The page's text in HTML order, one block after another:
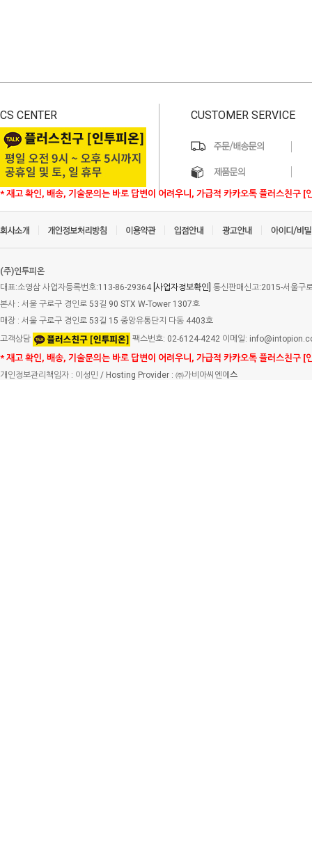
CS CENTER
* 재고 확인, 배송, 기술문의는 바로 답변이 어려우니, 가급적 카카오톡 플러스친구 [
CUSTOMER SERVICE
(주)인투피온
대표:소영삼 사업자등록번호:113-86-29364 [사업자정보확인] 통신판매신고:2015-서울구
본사 : 서울 구로구 경인로 53길 90 STX W-Tower 1307호
매장 : 서울 구로구 경인로 53길 15 중앙유통단지 다동 4403호
고객상담
팩스번호: 02-6124-4242 이메일:
* 재고 확인, 배송, 기술문의는 바로 답변이 어려우니, 가급적 카카오톡 플러스친구 [
개인정보관리책임자 : 이성민 / Hosting Provider : ㈜가비아씨엔에 스